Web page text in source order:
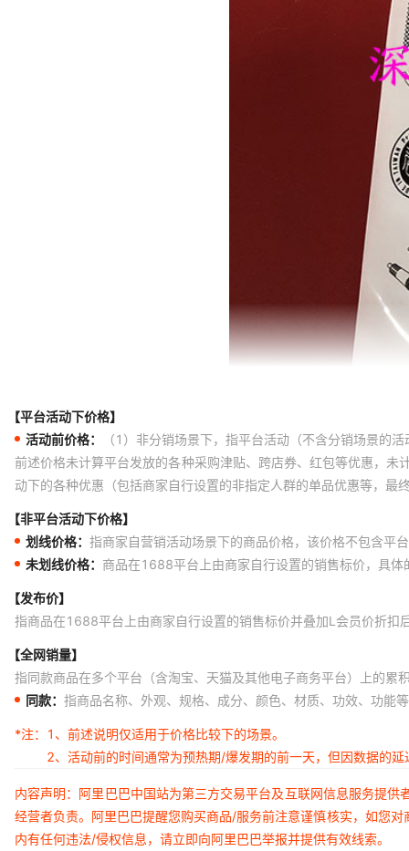
【平台活动下价格】
活动前价格：
（1）非分销场景下，指平台活动（不含分销场景的
前述价格未计算平台发放的各种采购津贴、跨店券、红包等优惠，
动下的各种优惠（包括商家自行设置的非指定人群的单品优惠等，
【非平台活动下价格】
划线价格： 指商家自营销活动场景下的商品价格，该价格不包含平
未划线价格： 商品在1688平台上由商家自行设置的销售标价，具
【发布价】
指商品在1688平台上由商家自行设置的销售标价并叠加L会员价折扣
【全网销量】
指同款商品在多个平台（含淘宝、天猫及其他电子商务平台）上的累
同款： 指商品名称、外观、规格、成分、颜色、材质、功效、功能
*注：
1、前述说明仅适用于价格比较下的场景。
2、活动前的时间通常为预热期/爆发期的前一天，但因数据的
内容声明：阿里巴巴中国站为第三方交易平台及互联网信息服务提
经营者负责。阿里巴巴提醒您购买商品/服务前注意谨慎核实，如您
内有任何违法/侵权信息，请立即向阿里巴巴举报并提供有效线索。